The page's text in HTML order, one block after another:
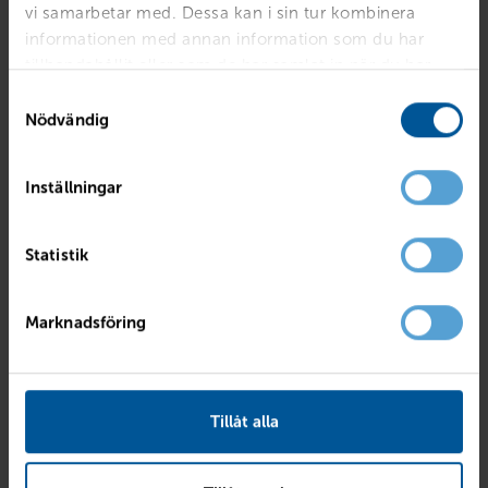
vi samarbetar med. Dessa kan i sin tur kombinera
informationen med annan information som du har
tillhandahållit eller som de har samlat in när du har
Nödvändig
Inställningar
Statistik
Marknadsföring
Tillåt alla
Reservera & hämta
Turtle Wax glas Wipes
70kr Finns i lager